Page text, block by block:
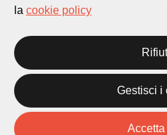
Piazza Carlo
la cookie policy
Gestisci i
Accetta